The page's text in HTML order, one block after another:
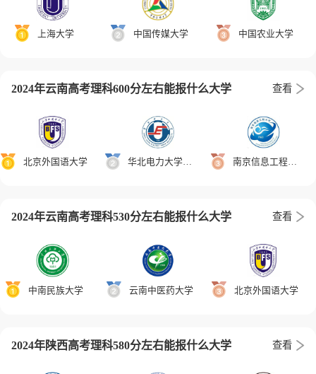
上海大学 中国传媒大学 中国农业大学
2024年云南高考理科600分左右能报什么大学 查看
北京外国语大学 华北电力大学保定校区 南京信息工程大学
2024年云南高考理科530分左右能报什么大学 查看
中南民族大学 云南中医药大学 北京外国语大学
2024年陕西高考理科580分左右能报什么大学 查看